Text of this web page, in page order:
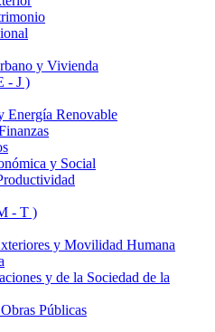
y Vivienda
- J )
Energía Renovable
y Social
- T )
y Movilidad Humana
y de la Sociedad de la
Públicas